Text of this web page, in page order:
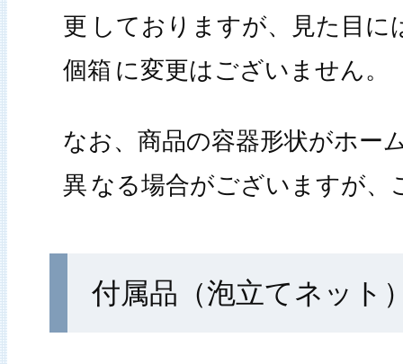
更 しておりますが、見た目
個箱 に変更はございません。
なお、商品の容器形状がホー
異 なる場合がございますが
付属品（泡立てネット